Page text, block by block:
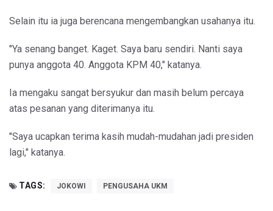
Selain itu ia juga berencana mengembangkan usahanya itu.
"Ya senang banget. Kaget. Saya baru sendiri. Nanti saya
punya anggota 40. Anggota KPM 40," katanya.
Ia mengaku sangat bersyukur dan masih belum percaya
atas pesanan yang diterimanya itu.
"Saya ucapkan terima kasih mudah-mudahan jadi presiden
lagi," katanya.
TAGS: JOKOWI PENGUSAHA UKM